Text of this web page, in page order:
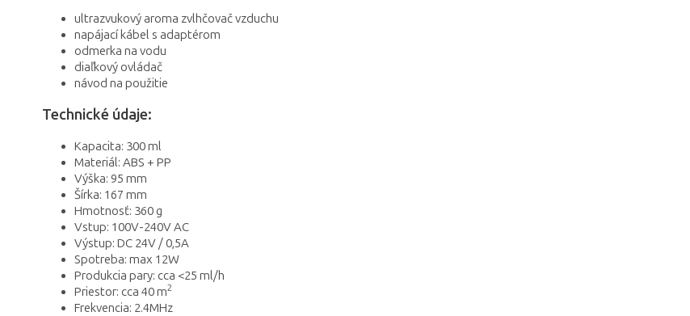
ultrazvukový aroma zvlhčovač vzduchu
napájací kábel s adaptérom
odmerka na vodu
diaľkový ovládač
návod na použitie
Technické údaje:
Kapacita: 300 ml
Materiál: ABS + PP
Výška: 95 mm
Šírka: 167 mm
Hmotnosť: 360 g
Vstup: 100V-240V AC
Výstup: DC 24V / 0,5A
Spotreba: max 12W
Produkcia pary: cca <25 ml/h
Priestor: cca 40 m2
Frekvencia: 2.4MHz